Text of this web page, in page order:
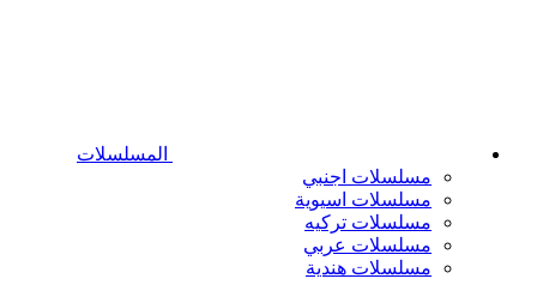
المسلسلات
مسلسلات اجنبي
مسلسلات اسيوية
مسلسلات تركيه
مسلسلات عربي
مسلسلات هندية